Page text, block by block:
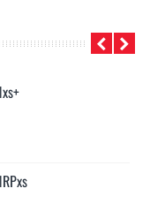
90
(including 2